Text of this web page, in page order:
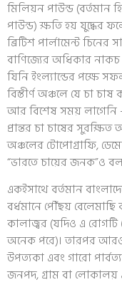
মিলিয়ন পাউন্ড (বর্তমান
পাউন্ড) ক্ষতি হয় যুদ্ধের
ব্রিটিশ পার্লামেন্ট চিনের
বাণিজ্যের অধিকার
যিনি ইংল্যান্ডের পক্ষে
বিস্তীর্ণ অঞ্চলে যে চা
আর বিশেষ সময় লাগেনি
প্রান্তর চা চাষের
অঞ্চলের টোপোগ্রাফি,
“ভারতে চায়ের জনক”ও
একইসাথে বর্তমান
বর্ধমানে পৌঁছয় বেলেমাছি
কালাজ্বর (যদিও এ রোগটি
অনেক পরে)। তারপর আরও
উপত্যকা এবং গারো
জনপদ, গ্রাম বা লোকালয়